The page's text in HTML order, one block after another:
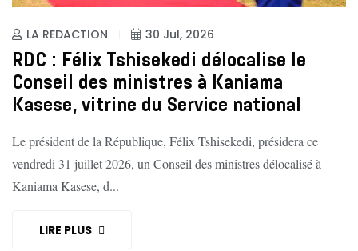
LA REDACTION 30 Jul, 2026
RDC : Félix Tshisekedi délocalise le
Conseil des ministres à Kaniama
Kasese, vitrine du Service national
Le président de la République, Félix Tshisekedi, présidera ce
vendredi 31 juillet 2026, un Conseil des ministres délocalisé à
Kaniama Kasese, d...
LIRE PLUS